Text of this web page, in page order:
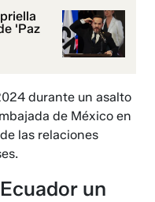
'Paz
durante un asalto
de México en
de las relaciones
un